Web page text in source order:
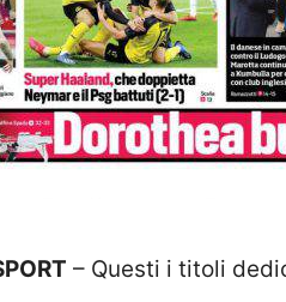
– Questi i titoli